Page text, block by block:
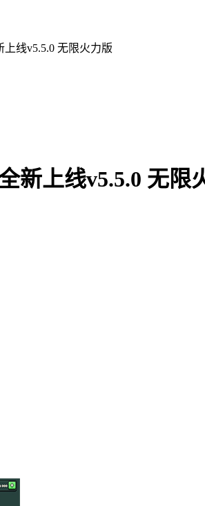
线v5.5.0 无限火力版
新上线v5.5.0 无限